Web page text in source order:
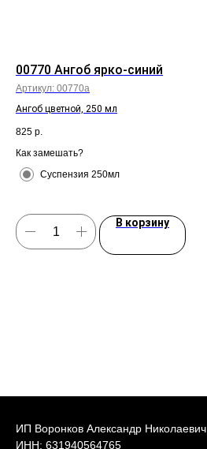
00770 Ангоб ярко-синий
Артикул: 00770а
Ангоб цветной, 250 мл
825 р.
Как замешать?
Суспензия 250мл
В корзину
ИП Воронков Александр Николаевич
ИНН: 631940564765